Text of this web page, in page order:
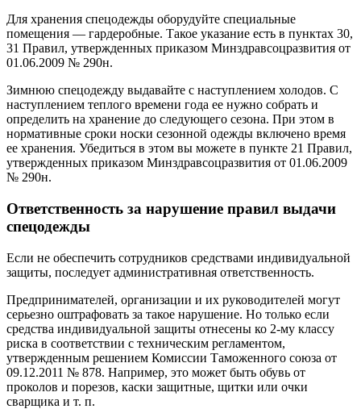
Для хранения спецодежды оборудуйте специальные
помещения — гардеробные. Такое указание есть в пунктах 30,
31 Правил, утвержденных приказом Минздравсоцразвития от
01.06.2009 № 290н.
Зимнюю спецодежду выдавайте с наступлением холодов. С
наступлением теплого времени года ее нужно собрать и
определить на хранение до следующего сезона. При этом в
нормативные сроки носки сезонной одежды включено время
ее хранения. Убедиться в этом вы можете в пункте 21 Правил,
утвержденных приказом Минздравсоцразвития от 01.06.2009
№ 290н.
Ответственность за нарушение правил выдачи
спецодежды
Если не обеспечить сотрудников средствами индивидуальной
защиты, последует административная ответственность.
Предпринимателей, организации и их руководителей могут
серьезно оштрафовать за такое нарушение. Но только если
средства индивидуальной защиты отнесены ко 2-му классу
риска в соответствии с техническим регламентом,
утвержденным решением Комиссии Таможенного союза от
09.12.2011 № 878. Например, это может быть обувь от
проколов и порезов, каски защитные, щитки или очки
сварщика и т. п.